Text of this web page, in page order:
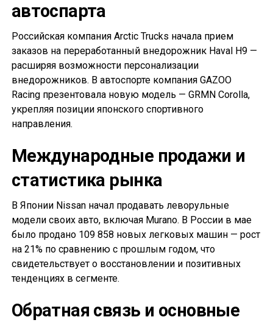
автоспарта
Российская компания Arctic Trucks начала прием
заказов на переработанный внедорожник Haval H9 —
расширяя возможности персонализации
внедорожников. В автоспорте компания GAZOO
Racing презентовала новую модель — GRMN Corolla,
укрепляя позиции японского спортивного
направления.
Международные продажи и
статистика рынка
В Японии Nissan начал продавать леворульные
модели своих авто, включая Murano. В России в мае
было продано 109 858 новых легковых машин — рост
на 21% по сравнению с прошлым годом, что
свидетельствует о восстановлении и позитивных
тенденциях в сегменте.
Обратная связь и основные